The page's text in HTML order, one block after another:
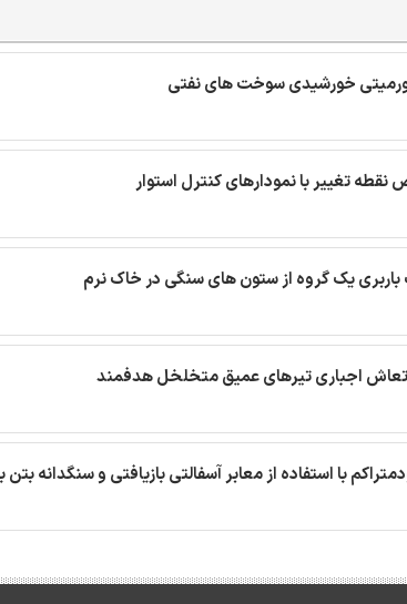
خورشیدی سوخت های نفتی
تغییر با نمودارهای کنترل استوار
یک گروه از ستون های سنگی در خاک نرم
ارتعاش اجباری تیرهای عمیق متخلخل هدفمند
با استفاده از معابر آسفالتی بازیافتی و سنگدانه بتن